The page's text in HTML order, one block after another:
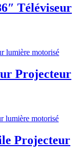
Téléviseur
Projecteur
Projecteur